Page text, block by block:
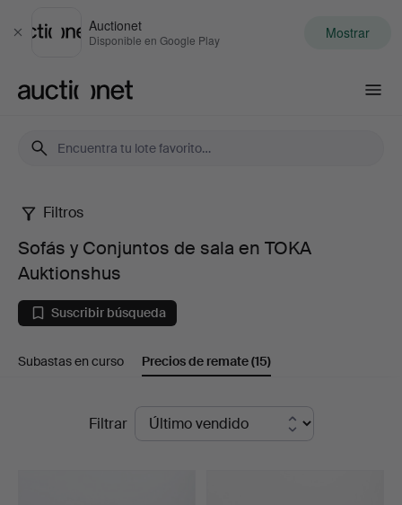
Cerrar
Auctionet
Disponible en Google Play Mostrar
Sofás
Conjuntos
de
Filtros
Sofás y Conjuntos de sala en TOKA
Auktionshus
Suscribir búsqueda
Subastas en curso Precios de remate(15)
Filtrar